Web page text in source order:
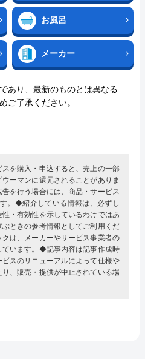
お風呂
メーカー
あり、最新のものとは異なる
ご了承ください。
を購入・申込すると、売上の一部
ーマンに還元されることがありま
を行う場合には、商品・サービス
。◆紹介している情報は、必ずし
・有効性を示しているわけではあ
ときの参考情報としてご利用くだ
は、メーカーやサービス事業者の
ています。◆記事内容は記事作成時
スのリニューアルによって仕様や
、販売・提供が中止されている場